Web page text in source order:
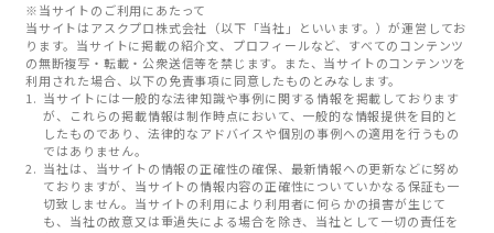
※当サイトのご利用にあたって
当サイトはアスクプロ株式会社（以下「当社」といいます。）が運営してお
ります。当サイトに掲載の紹介文、プロフィールなど、すべてのコンテンツ
の無断複写・転載・公衆送信等を禁じます。また、当サイトのコンテンツを
利用された場合、以下の免責事項に同意したものとみなします。
当サイトには一般的な法律知識や事例に関する情報を掲載しております
が、これらの掲載情報は制作時点において、一般的な情報提供を目的と
したものであり、法律的なアドバイスや個別の事例への適用を行うもの
ではありません。
当社は、当サイトの情報の正確性の確保、最新情報への更新などに努め
ておりますが、当サイトの情報内容の正確性についていかなる保証も一
切致しません。当サイトの利用により利用者に何らかの損害が生じて
も、当社の故意又は重過失による場合を除き、当社として一切の責任を